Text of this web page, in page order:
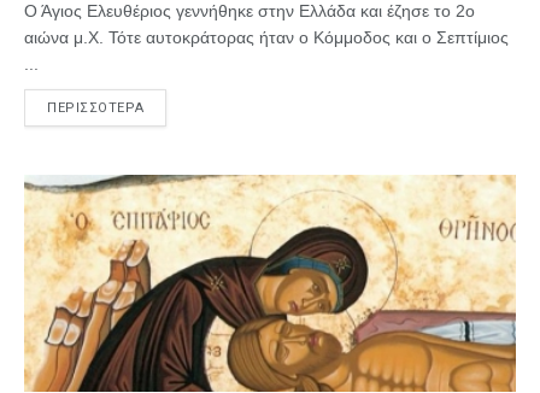
Ο Άγιος Ελευθέριος γεννήθηκε στην Ελλάδα και έζησε το 2ο
αιώνα μ.Χ. Τότε αυτοκράτορας ήταν ο Κόμμοδος και ο Σεπτίμιος
ΠΕΡΙΣΣΟΤΕΡΑ